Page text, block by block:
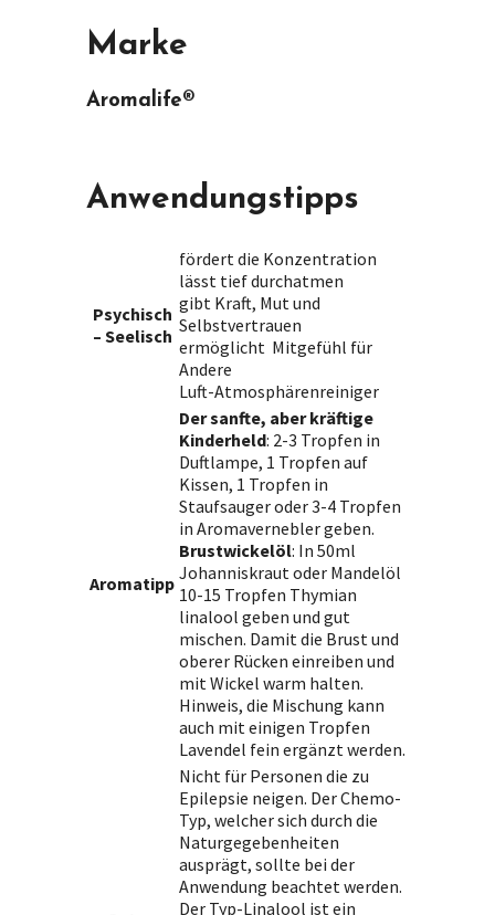
Marke
Aromalife®
Anwendungstipps
Psychisch
– Seelisch
fördert die Konzentration
lässt tief durchatmen
gibt Kraft, Mut und
Selbstvertrauen
ermöglicht Mitgefühl für
Andere
Luft-Atmosphärenreiniger
Aromatipp
Der sanfte, aber kräftige
Kinderheld: 2-3 Tropfen in
Duftlampe, 1 Tropfen auf
Kissen, 1 Tropfen in
Staufsauger oder 3-4 Tropfen
in Aromavernebler geben.
Brustwickelöl: In 50ml
Johanniskraut oder Mandelöl
10-15 Tropfen Thymian
linalool geben und gut
mischen. Damit die Brust und
oberer Rücken einreiben und
mit Wickel warm halten.
Hinweis, die Mischung kann
auch mit einigen Tropfen
Lavendel fein ergänzt werden.
Nicht für Personen die zu
Epilepsie neigen. Der Chemo-
Typ, welcher sich durch die
Naturgegebenheiten
ausprägt, sollte bei der
Anwendung beachtet werden.
Der Typ-Linalool ist ein